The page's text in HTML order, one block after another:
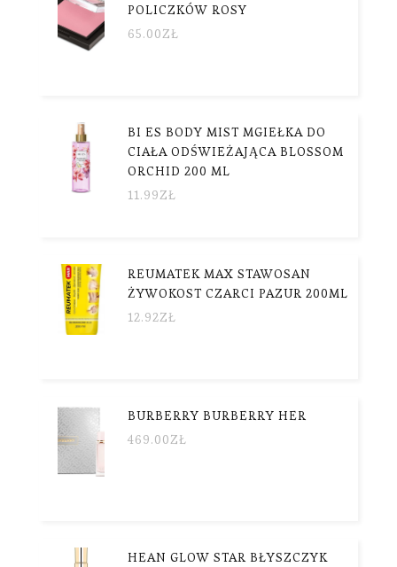
POLICZKÓW ROSY
65.00ZŁ
BI ES BODY MIST MGIEŁKA DO
CIAŁA ODŚWIEŻAJĄCA BLOSSOM
ORCHID 200 ML
11.99ZŁ
REUMATEK MAX STAWOSAN
ŻYWOKOST CZARCI PAZUR 200ML
12.92ZŁ
BURBERRY BURBERRY HER
469.00ZŁ
HEAN GLOW STAR BŁYSZCZYK